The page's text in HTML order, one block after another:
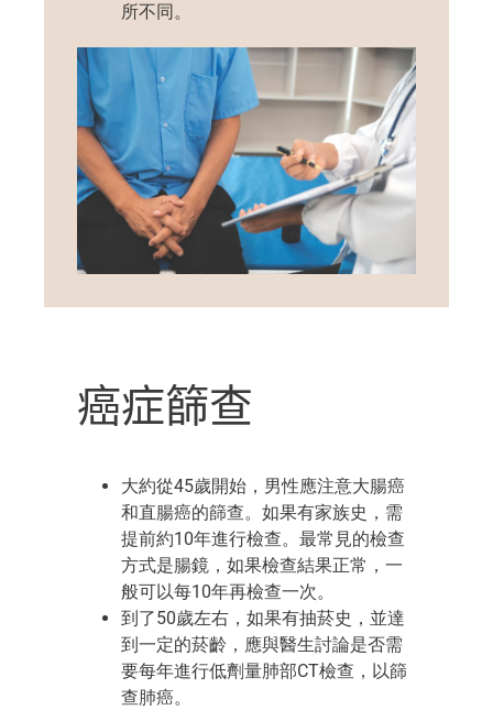
所不同。
癌症篩查
大約從45歲開始 ，男性應注意大腸癌
和直腸癌的篩查。如果有家族史，需
提前約10年進行檢查。最常見的檢查
方式是腸鏡，如果檢查結果正常，一
般可以每10年再檢查一次。
到了50歲左右 ，如果有抽菸史，並達
到一定的菸齡，應與醫生討論是否需
要每年進行低劑量肺部CT檢查，以篩
查肺癌。